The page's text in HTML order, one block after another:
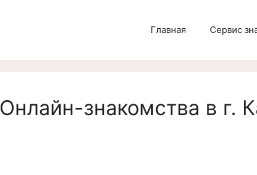
Главная Сервис
Онлайн-знакомства в г.